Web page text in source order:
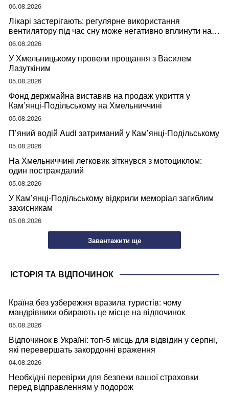
06.08.2026
Лікарі застерігають: регулярне використання
вентилятору під час сну може негативно вплинути на
ваше здоров’я
06.08.2026
У Хмельницькому провели прощання з Василем
Лазуткіним
05.08.2026
Фонд держмайна виставив на продаж укриття у
Кам’янці-Подільському на Хмельниччині
05.08.2026
П’яний водій Audi затриманий у Кам’янці-Подільському
05.08.2026
На Хмельниччині легковик зіткнувся з мотоциклом:
один постраждалий
05.08.2026
У Кам’янці-Подільському відкрили меморіал загиблим
захисникам
05.08.2026
Завантажити ще
ІСТОРІЯ ТА ВІДПОЧИНОК
Країна без узбережжя вразила туристів: чому
мандрівники обирають це місце на відпочинок
05.08.2026
Відпочинок в Україні: топ-5 місць для відвідин у серпні,
які перевершать закордонні враження
04.08.2026
Необхідні перевірки для безпеки вашої страховки
перед відправленням у подорож